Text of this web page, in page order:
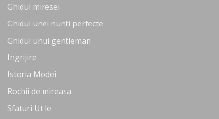
Ghidul miresei
Ghidul unei nunti perfecte
Ghidul unui gentleman
Ingrijire
Istoria Modei
Rochii de mireasa
Sfaturi Utile